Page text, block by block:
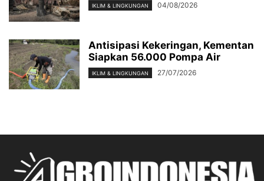
IKLIM & LINGKUNGAN 04/08/2026
Antisipasi Kekeringan, Kementan
Siapkan 56.000 Pompa Air
IKLIM & LINGKUNGAN 27/07/2026